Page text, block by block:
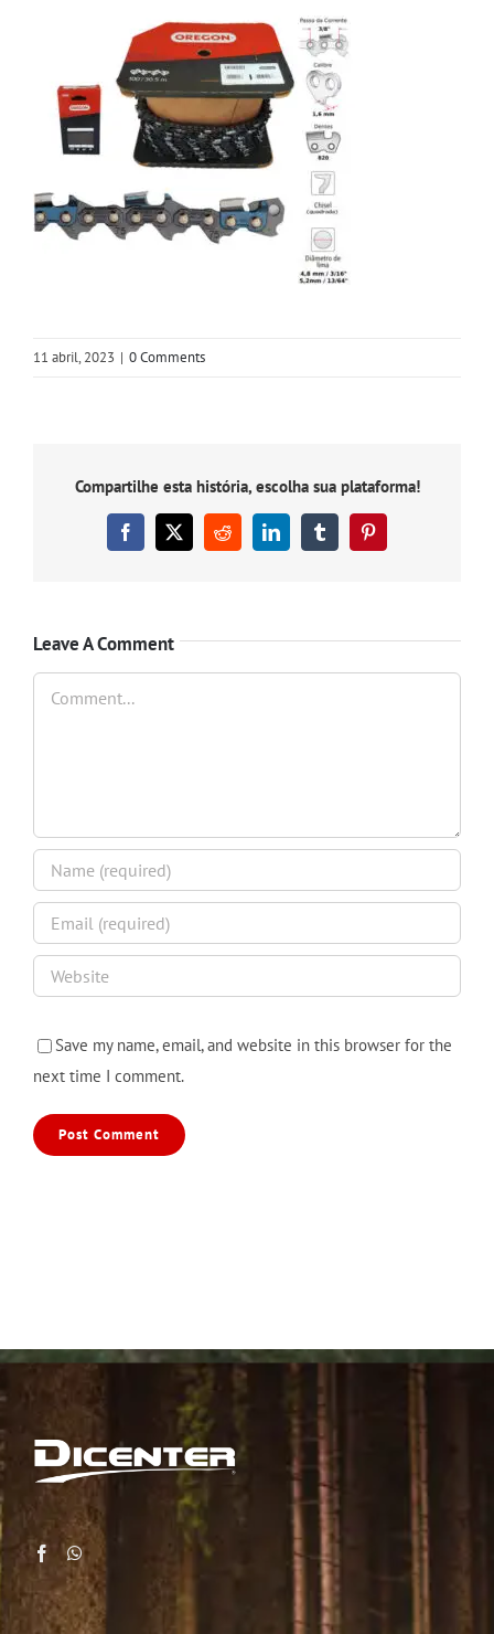
11 abril, 2023 | 0 Comments
Compartilhe esta história, escolha sua plataforma!
Facebook
X RedditLinkedInTumblrPinterest
Leave A Comment
Save my name, email, and website in this browser for the
next time I comment.